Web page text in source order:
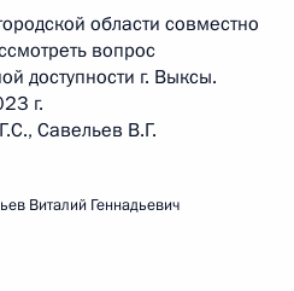
области совместно
вопрос
доступности г. Выксы.
г.
Савельев В.Г.
Виталий Геннадьевич